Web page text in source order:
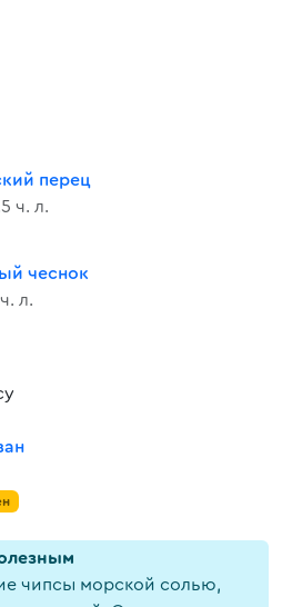
перец
ч. л.
чеснок
л.
чипсы морской солью,